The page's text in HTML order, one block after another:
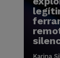
Karina